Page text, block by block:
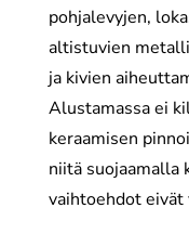
pohjalevyjen,
altistuvien
ja kivien
Alustamassa ei
keraamisen
niitä suojaamalla
vaihtoehdot eivät